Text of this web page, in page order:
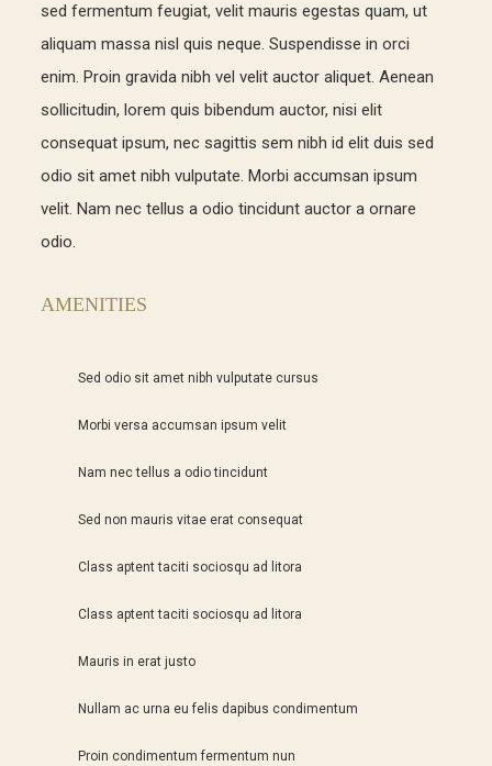
sed fermentum feugiat, velit mauris egestas quam, ut
aliquam massa nisl quis neque. Suspendisse in orci
enim. Proin gravida nibh vel velit auctor aliquet. Aenean
sollicitudin, lorem quis bibendum auctor, nisi elit
consequat ipsum, nec sagittis sem nibh id elit duis sed
odio sit amet nibh vulputate. Morbi accumsan ipsum
velit. Nam nec tellus a odio tincidunt auctor a ornare
odio.
AMENITIES
Sed odio sit amet nibh vulputate cursus
Morbi versa accumsan ipsum velit
Nam nec tellus a odio tincidunt
Sed non mauris vitae erat consequat
Class aptent taciti sociosqu ad litora
Class aptent taciti sociosqu ad litora
Mauris in erat justo
Nullam ac urna eu felis dapibus condimentum
Proin condimentum fermentum nun